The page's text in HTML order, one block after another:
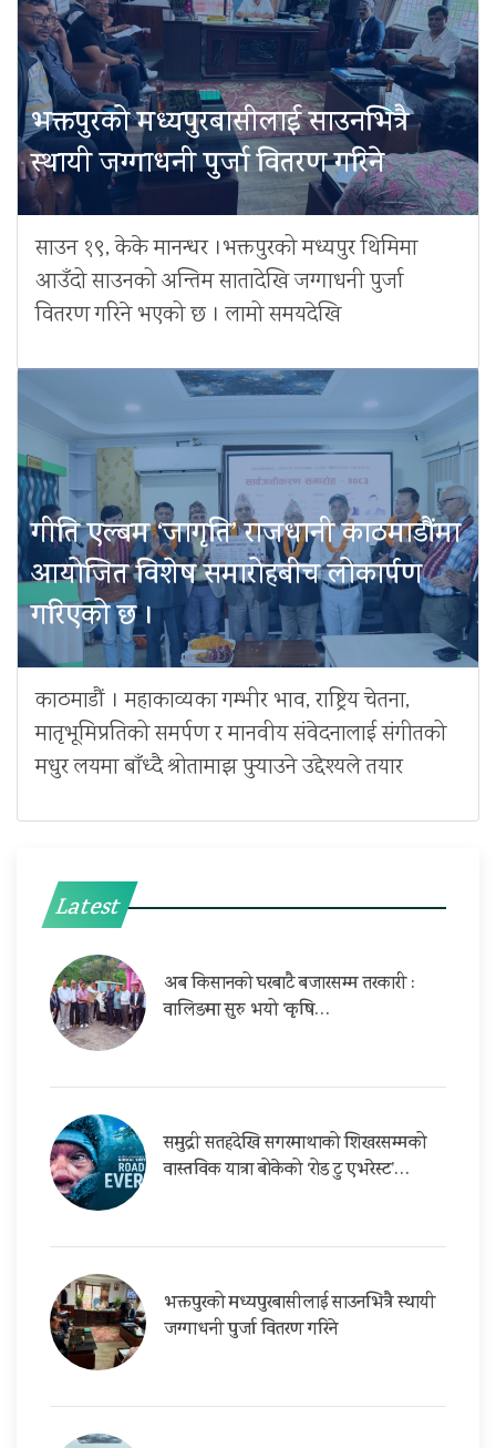
भक्तपुरको मध्यपुरबासीलाई साउनभित्रै
स्थायी जग्गाधनी पुर्जा वितरण गरिने
साउन १९, केके मानन्धर ।भक्तपुरको मध्यपुर थिमिमा
आउँदो साउनको अन्तिम सातादेखि जग्गाधनी पुर्जा
वितरण गरिने भएको छ । लामो समयदेखि
गीति एल्बम ‘जागृति’ राजधानी काठमाडौंमा
आयोजित विशेष समारोहबीच लोकार्पण
गरिएको छ ।
काठमाडौं । महाकाव्यका गम्भीर भाव, राष्ट्रिय चेतना,
मातृभूमिप्रतिको समर्पण र मानवीय संवेदनालाई संगीतको
मधुर लयमा बाँध्दै श्रोतामाझ पुर्‍याउने उद्देश्यले तयार
Latest
अब किसानको घरबाटै बजारसम्म तरकारी :
वालिङमा सुरु भयो ‘कृषि…
समुद्री सतहदेखि सगरमाथाको शिखरसम्मको
वास्तविक यात्रा बोकेको ‘रोड टु एभरेस्ट’…
भक्तपुरको मध्यपुरबासीलाई साउनभित्रै स्थायी
जग्गाधनी पुर्जा वितरण गरिने